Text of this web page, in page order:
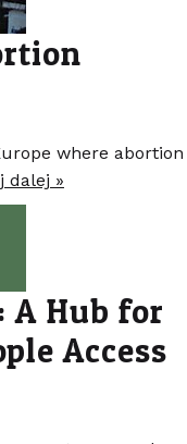
where abortion
dalej »
Hub for
Access